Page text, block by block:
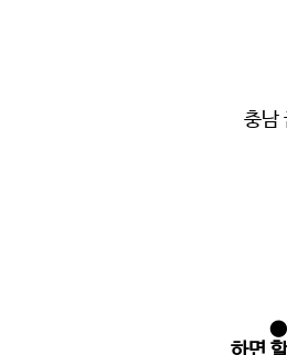
충남
●
하면